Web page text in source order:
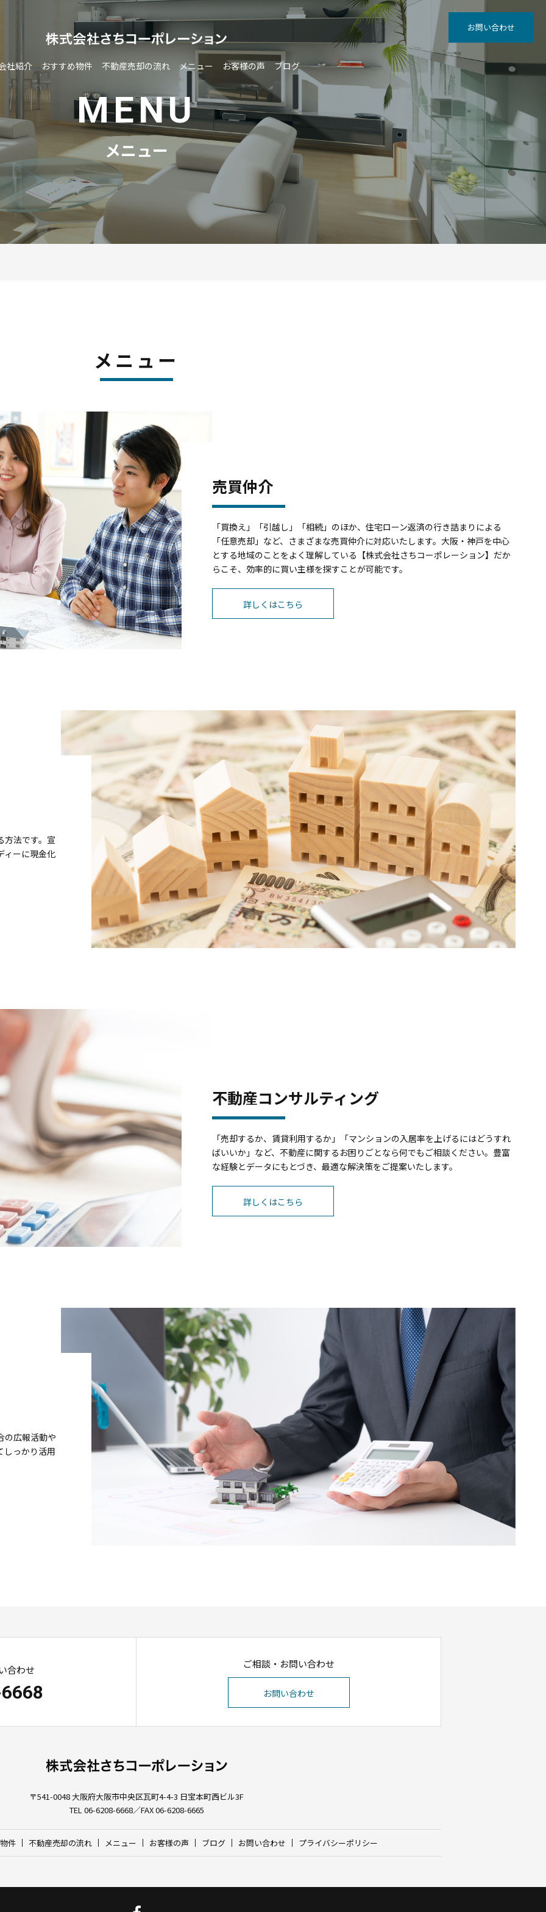
社紹介 おすすめ物件 不動産売却の流れ メニュー お客様の声 ブログ
お問い合わせ
MENU
メニュー
メニュー
売買仲介
「買換え」「引越し」「相続」のほか、住宅ローン返済の行き詰まりによる
「任意売却」など、さまざまな売買仲介に対応いたします。大阪・神戸を中心
とする地域のことをよく理解している【株式会社さちコーポレーション】だか
らこそ、効率的に買い主様を探すことが可能です。
詳しくはこちら
方法です。宣
ィーに現金化
不動産コンサルティング
「売却するか、賃貸利用するか」「マンションの入居率を上げるにはどうすれ
ばいいか」など、不動産に関するお困りごとなら何でもご相談ください。豊富
な経験とデータにもとづき、最適な解決策をご提案いたします。
詳しくはこちら
の広報活動や
しっかり活用
合わせ ご相談・お問い合わせ
お問い合わせ
〒541-0048大阪府大阪市中央区瓦町4-4-3 日宝本町西ビル3F
TEL 06-6208-6668／FAX 06-6208-6665
件 不動産売却の流れ メニュー お客様の声 ブログ お問い合わせ プライバシーポリシー